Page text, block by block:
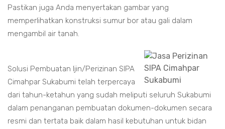
Pastikan juga Anda menyertakan gambar yang
memperlihatkan konstruksi sumur bor atau gali dalam
mengambil air tanah.
Solusi Pembuatan Ijin/Perizinan SIPA
Cimahpar Sukabumi telah terpercaya
dari tahun-ketahun yang sudah meliputi seluruh Sukabumi
dalam penanganan pembuatan dokumen-dokumen secara
resmi dan tertata baik dalam hasil kebutuhan untuk bidan